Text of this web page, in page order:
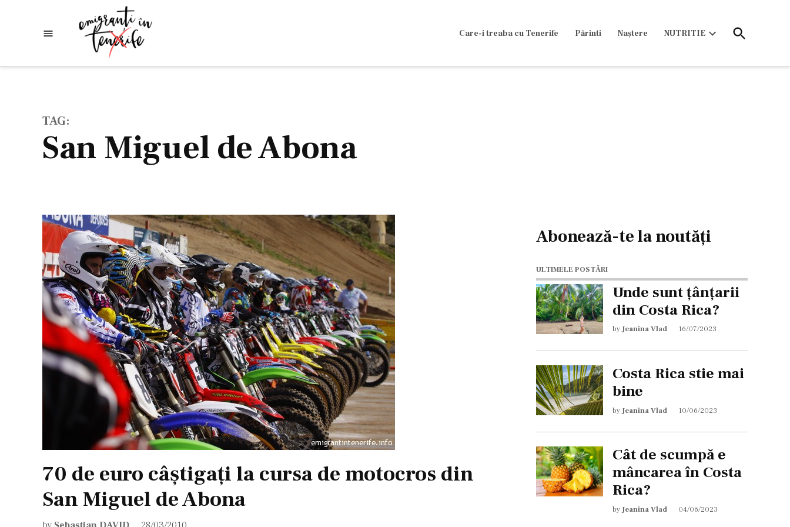
Care-i treaba cu Tenerife Părinti Naștere NUTRITIE
Open
Search
TAG:
San Miguel de Abona
70 de euro câştigaţi la cursa de motocros din
San Miguel de Abona
Abonează-te la noutăți
ULTIMELE POSTĂRI
Unde sunt țânțarii
din Costa Rica?
byJeanina Vlad 16/07/2023
Costa Rica stie mai
bine
by Jeanina Vlad 10/06/2023
Cât de scumpă e
mâncarea în Costa
Rica?
by Jeanina Vlad 04/06/2023